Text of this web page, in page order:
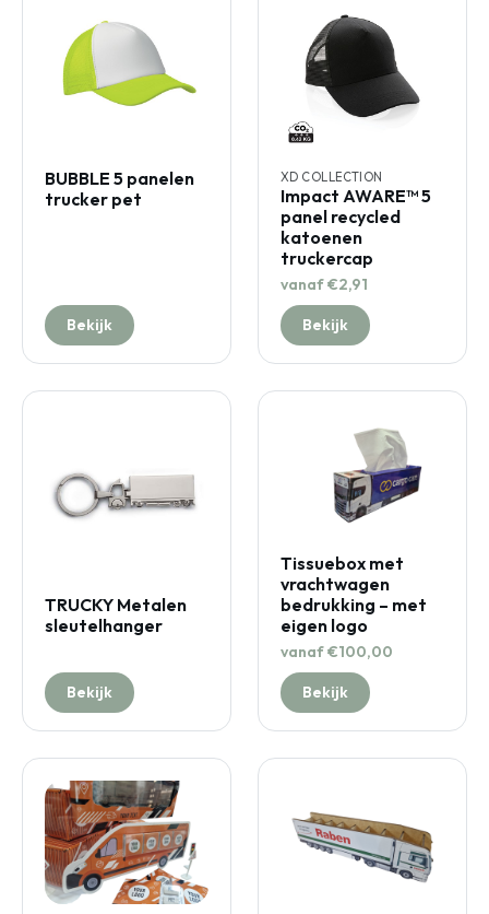
BUBBLE 5 panelen
trucker pet
Bekijk
XD COLLECTION
Impact AWARE™ 5
panel recycled
katoenen
truckercap
vanaf €2,91
Bekijk
TRUCKY Metalen
sleutelhanger
Bekijk
Tissuebox met
vrachtwagen
bedrukking – met
eigen logo
vanaf €100,00
Bekijk